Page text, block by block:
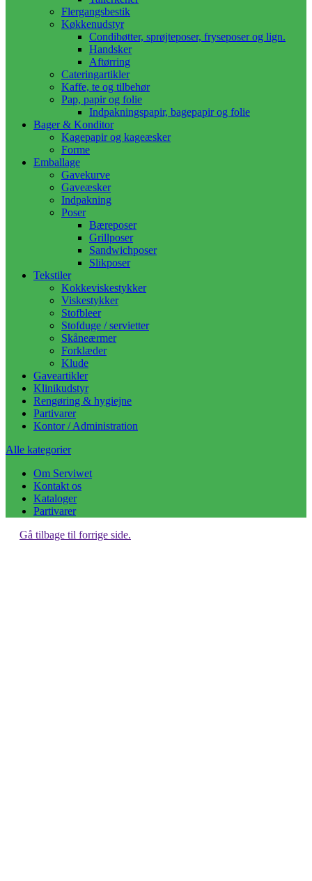
Flergangsbestik
Køkkenudstyr
Condibøtter, sprøjteposer, fryseposer og lign.
Handsker
Aftørring
Cateringartikler
Kaffe, te og tilbehør
Pap, papir og folie
Indpakningspapir, bagepapir og folie
Bager & Konditor
Kagepapir og kageæsker
Forme
Emballage
Gavekurve
Gaveæsker
Indpakning
Poser
Bæreposer
Grillposer
Sandwichposer
Slikposer
Tekstiler
Kokkeviskestykker
Viskestykker
Stofbleer
Stofduge / servietter
Skåneærmer
Forklæder
Klude
Gaveartikler
Klinikudstyr
Rengøring & hygiejne
Partivarer
Kontor / Administration
Alle kategorier
Om Serviwet
Kontakt os
Kataloger
Partivarer
Gå tilbage til forrige side.